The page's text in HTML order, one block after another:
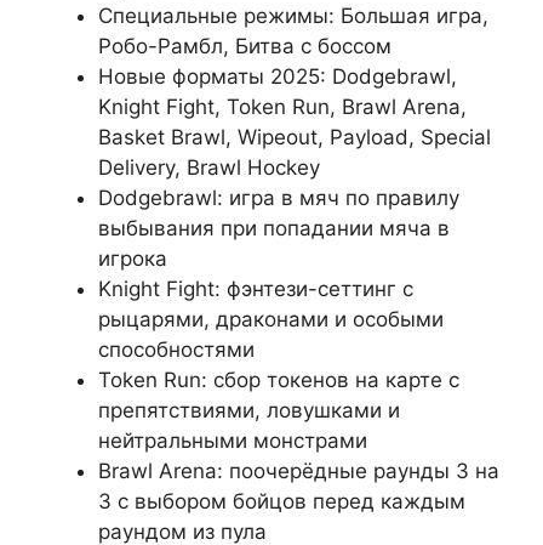
Специальные режимы: Большая игра,
Робо-Рамбл, Битва с боссом
Новые форматы 2025: Dodgebrawl,
Knight Fight, Token Run, Brawl Arena,
Basket Brawl, Wipeout, Payload, Special
Delivery, Brawl Hockey
Dodgebrawl: игра в мяч по правилу
выбывания при попадании мяча в
игрока
Knight Fight: фэнтези-сеттинг с
рыцарями, драконами и особыми
способностями
Token Run: сбор токенов на карте с
препятствиями, ловушками и
нейтральными монстрами
Brawl Arena: поочерёдные раунды 3 на
3 с выбором бойцов перед каждым
раундом из пула